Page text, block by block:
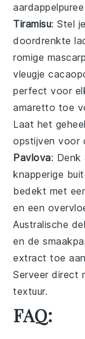
aardappelpuree
Tiramisu: Stel
doordrenkte
romige
vleugje
perfect voor
amaretto toe
Laat het
opstijven voor
Pavlova: Denk
knapperige
bedekt met
en een
Australische
en de
extract toe
Serveer direct
textuur.
FAQ: